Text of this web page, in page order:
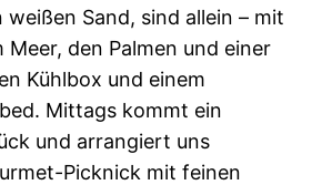
Sand, sind allein – mit
Meer, den Palmen und einer
Kühlbox und einem
Mittags kommt ein
und arrangiert uns
Picknick mit feinen